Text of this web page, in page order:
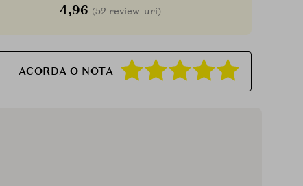
4,96 (52 review-uri)
ACORDA O NOTA